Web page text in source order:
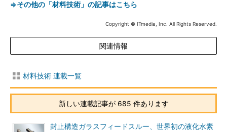
⇒その他の「材料技術」の記事はこちら
Copyright © ITmedia, Inc. All Rights Reserved.
関連情報
材料技術 連載一覧
新しい連載記事が 685 件あります
封止構造ガラスフィードスルー、世界初の液化水素